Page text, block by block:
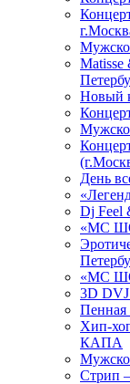
Matissе
Новый
День
Dj Feel
«МС
«МС
3D DVJ
Пенная
Хип-
КАПА
Стрип